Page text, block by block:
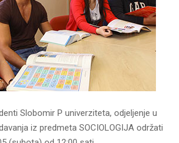
Slobomir P univerziteta, odjeljenje u
iz predmeta SOCIOLOGIJA održati